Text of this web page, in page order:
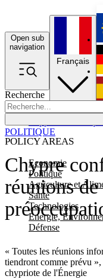
Open sub
navigation
Recherche
POLICY AREAS
Economie
Politique
Agriculture et
Santé
Technologies
Energie,
Défense
Français
Chypre
réunions
« Toutes les réunions
tiendront comme prévu
chypriote de l'Énergie
POLITIQUE